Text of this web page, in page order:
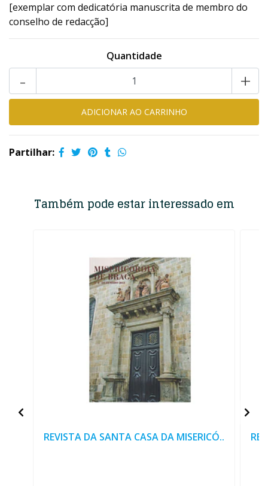
[exemplar com dedicatória manuscrita de membro do
conselho de redacção]
Quantidade
+
-
Partilhar:
Também pode estar interessado em
REVISTA DA SANTA CASA DA MISERICÓ..